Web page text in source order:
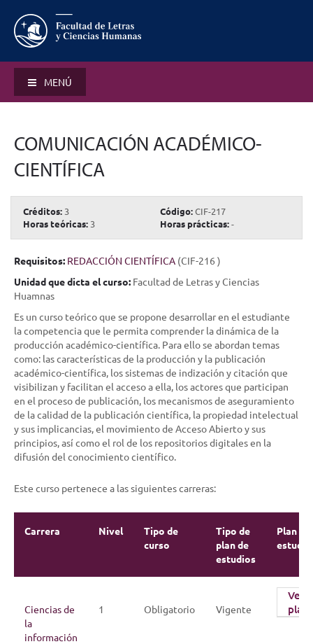
MENÚ
COMUNICACIÓN ACADÉMICO-
CIENTÍFICA
Créditos: 3 Código:CIF-217
Horas teóricas: 3 Horas prácticas:-
Requisitos: REDACCIÓN CIENTÍFICA (CIF-216 )
Unidad que dicta el curso: Facultad de Letras y Ciencias
Huamnas
Es un curso teórico que se propone desarrollar en el estudiante
la competencia que le permita comprender la dinámica de la
producción académico-científica. Para ello se abordan temas
como: las características de la producción y la publicación
académico-científica, los sistemas de indización y citación que
visibilizan y facilitan el acceso a ella, los actores que participan
en el proceso de publicación, los mecanismos de aseguramiento
de la calidad de la publicación científica, la propiedad intelectual
y sus implicancias, el movimiento de Acceso Abierto y sus
principios, así como el rol de los repositorios digitales en la
difusión del conocimiento científico.
Este curso pertenece a las siguientes carreras:
Carrera Nivel
Tipo de
curso
Tipo de
plan de
estudios
Plan de
Ciencias de
la
información
1 Obligatorio Vigente
Ver
plan